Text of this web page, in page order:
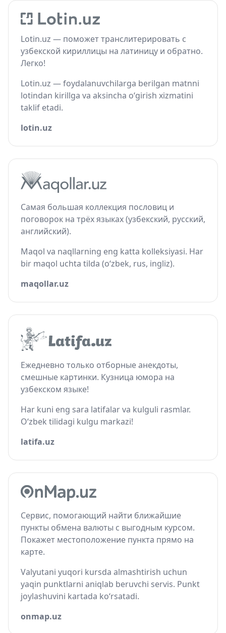
Lotin.uz — поможет транслитерировать с
узбекской кириллицы на латиницу и обратно.
Легко!
Lotin.uz — foydalanuvchilarga berilgan matnni
lotindan kirillga va aksincha o‘girish xizmatini
taklif etadi.
lotin.uz
Самая большая коллекция пословиц и
поговорок на трёх языках (узбекский, русский,
английский).
Maqol va naqllarning eng katta kolleksiyasi. Har
bir maqol uchta tilda (o‘zbek, rus, ingliz).
maqollar.uz
Ежедневно только отборные анекдоты,
смешные картинки. Кузница юмора на
узбекском языке!
Har kuni eng sara latifalar va kulguli rasmlar.
O‘zbek tilidagi kulgu markazi!
latifa.uz
Сервис, помогающий найти ближайшие
пункты обмена валюты с выгодным курсом.
Покажет местоположение пункта прямо на
карте.
Valyutani yuqori kursda almashtirish uchun
yaqin punktlarni aniqlab beruvchi servis. Punkt
joylashuvini kartada ko‘rsatadi.
onmap.uz